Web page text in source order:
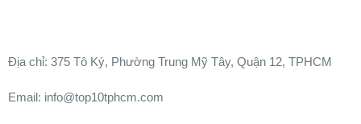
Ðịa chỉ: 375 Tô Ký, Phường Trung Mỹ Tây, Quận 12, TPHCM
Email: info@top10tphcm.com